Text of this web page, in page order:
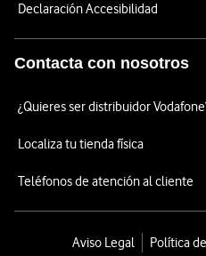
Declaración Accesibilidad
Contacta con nosotros
¿Quieres ser distribuidor
Localiza tu tienda física
Teléfonos de atención al cliente
Aviso Legal
Política